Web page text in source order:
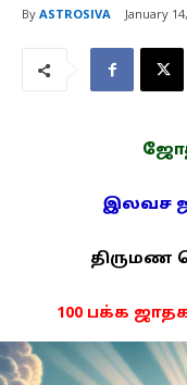
By ASTROSIVA January
இலவச
திருமண
100 பக்க